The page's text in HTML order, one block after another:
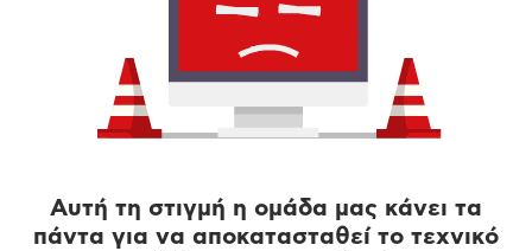
Αυτή τη στιγμή η ομάδα μας κάνει τα
πάντα για να αποκατασταθεί το τεχνικό